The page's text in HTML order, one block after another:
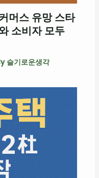
머스 유망 스타
소비자 모두
슬기로운생각